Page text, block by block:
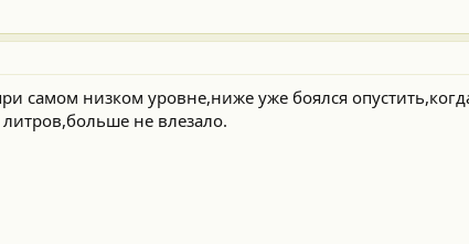
самом низком уровне,ниже уже боялся
не влезало.